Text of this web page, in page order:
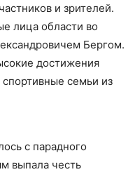
и зрителей.
лица области во
Бергом.
достижения
семьи из
с парадного
выпала честь